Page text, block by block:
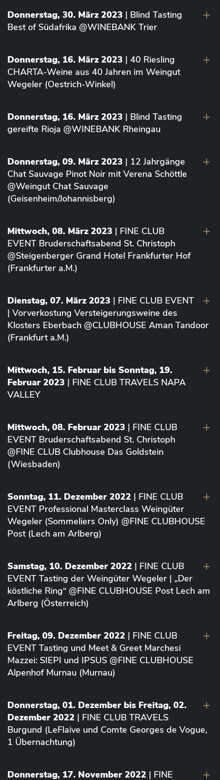
Donnerstag, 30. März 2023 | Blind Tasting
Best of Südafrika @WINEBANK Trier
Donnerstag, 16. März 2023 | 40 Riesling
CHARTA-Weine aus 40 Jahren im Weingut
Wegeler (Oestrich-Winkel)
Donnerstag, 16. März 2023 | Blind Tasting
gereifte Rioja @WINEBANK Rheingau
Donnerstag, 09. März 2023 | 12 Jahrgänge
Chat Sauvage Pinot Noir mit Verena Schöttle
@Weingut Chat Sauvage
(Geisenheim/Johannisberg)
Mittwoch, 08. März 2023 | FINE CLUB
EVENT Bruderschaftsabend St. Christoph
@Steigenberger Grand Hotel Frankfurter Hof
(Frankfurter a.M.)
Dienstag, 07. März 2023 | FINE CLUB EVENT
| Vorverkostung Versteigerungsweine des
Klosters Eberbach @CLUBHOUSE Aman Tandoor
(Frankfurt a.M.)
Mittwoch, 15. Februar bis Sonntag, 19.
Februar 2023 | FINE CLUB TRAVELS NAPA
VALLEY
Mittwoch, 08. Februar 2023 | FINE CLUB
EVENT Bruderschaftsabend St. Christoph
@FINE CLUB Clubhouse Das Goldstein
(Wiesbaden)
Sonntag, 11. Dezember 2022 | FINE CLUB
EVENT Professional Masterclass Weingüter
Wegeler (Sommeliers Only) @FINE CLUBHOUSE
Post (Lech am Arlberg)
Samstag, 10. Dezember 2022 | FINE CLUB
EVENT Tasting der Weingüter Wegeler | „Der
köstliche Ring“ @FINE CLUBHOUSE Post Lech am
Arlberg (Österreich)
Freitag, 09. Dezember 2022 | FINE CLUB
EVENT Tasting und Meet & Greet Marchesi
Mazzei: SIEPI und IPSUS @FINE CLUBHOUSE
Alpenhof Murnau (Murnau)
Donnerstag, 01. Dezember bis Freitag, 02.
Dezember 2022 | FINE CLUB TRAVELS
Burgund (LeFlaive und Comte Georges de Vogue,
1 Übernachtung)
Donnerstag, 17. November 2022 | FINE